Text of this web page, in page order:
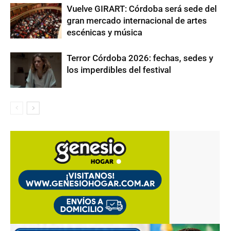
Vuelve GIRART: Córdoba será sede del
gran mercado internacional de artes
escénicas y música
Terror Córdoba 2026: fechas, sedes y
los imperdibles del festival